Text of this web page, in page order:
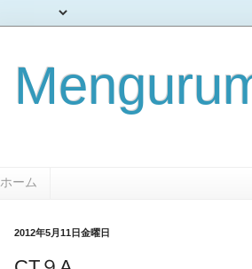
ホーム
2012年5月11日金曜日